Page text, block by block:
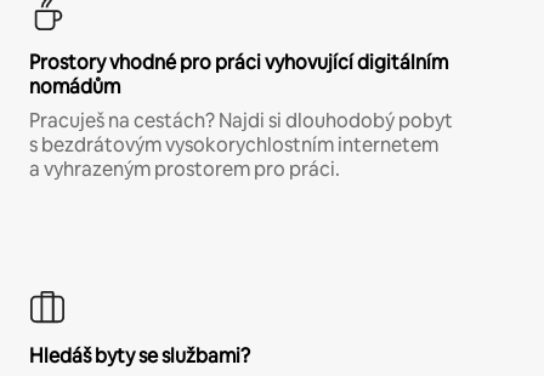
Prostory vhodné pro práci vyhovující digitálním
nomádům
Pracuješ na cestách? Najdi si dlouhodobý pobyt
s bezdrátovým vysokorychlostním internetem
a vyhrazeným prostorem pro práci.
Hledáš byty se službami?